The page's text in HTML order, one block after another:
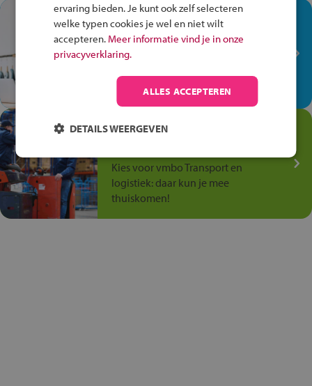
In de winkel ben je op je
plek!
Ontdek via het vmbo jouw talent
op de winkelvloer, waar elke dag
anders is!
Jouw talent in de
Kies voor vmbo Transport en
logistiek: daar kun je mee
thuiskomen!
ervaring bieden. Je kunt ook zelf selecteren
welke typen cookies je wel en niet wilt
accepteren. Meer informatie vind je in onze
privacyverklaring.
ALLES ACCEPTEREN
DETAILS WEERGEVEN